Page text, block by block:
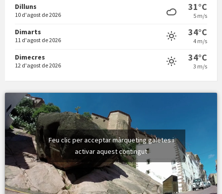
Vermuts a la Font. Hit parit
Dilluns
10 d'agost de 2026
31°C
5 m/s
Dimarts
11 d'agost de 2026
34°C
4 m/s
Dimecres
12 d'agost de 2026
34°C
3 m/s
Feu clic per acceptar màrqueting galetes i
activar aquest contingut